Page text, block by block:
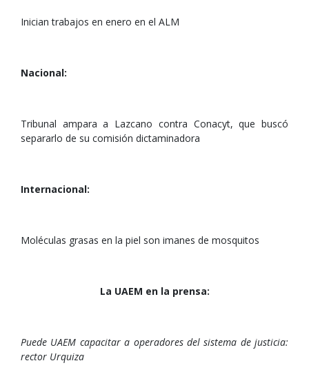
Inician trabajos en enero en el ALM
Nacional:
Tribunal ampara a Lazcano contra Conacyt, que buscó
separarlo de su comisión dictaminadora
Internacional:
Moléculas grasas en la piel son imanes de mosquitos
La UAEM en la prensa:
Puede UAEM capacitar a operadores del sistema de justicia:
rector Urquiza